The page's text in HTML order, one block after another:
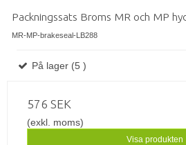
Packningssats Broms MR och MP
MR-MP-brakeseal-LB288
På lager (5 )
576 SEK
(exkl. moms)
Visa produkten